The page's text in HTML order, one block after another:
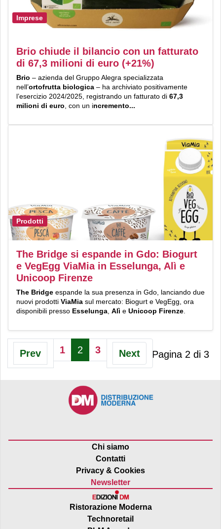
Imprese
Brio chiude il bilancio con un fatturato
di 67,3 milioni di euro (+21%)
Brio – azienda del Gruppo Alegra specializzata
nell’ortofrutta biologica – ha archiviato positivamente
l’esercizio 2024/2025, registrando un fatturato di 67,3
milioni di euro , con un incremento...
Prodotti
The Bridge si espande in Gdo: Biogurt
e VegEgg ViaMia in Esselunga, Alì e
Unicoop Firenze
The Bridge espande la sua presenza in Gdo, lanciando due
nuovi prodotti ViaMia sul mercato: Biogurt e VegEgg, ora
disponibili presso Esselunga Alì e Unicoop Firenze
Pagina 2 di 3
Prev 1 2 3 Next
Chi siamo
Contatti
Privacy & Cookies
Newsletter
Ristorazione Moderna
Technoretail